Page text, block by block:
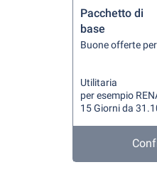
Pacchetto di
base
Buone offerte
Utilitaria
per esempio
15 Giorni da